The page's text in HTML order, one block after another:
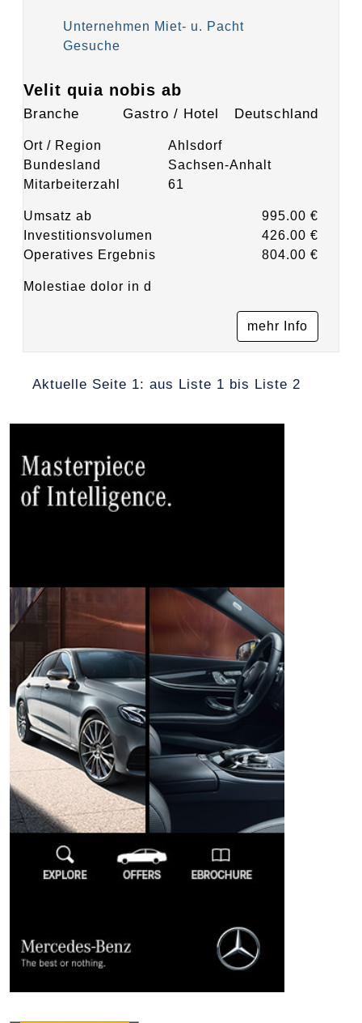
Unternehmen Miet- u. Pacht
Gesuche
Velit quia nobis ab
Branche Gastro / Hotel Deutschland
Ort / Region
Ahlsdorf
Bundesland
Sachsen-Anhalt
Mitarbeiterzahl
61
Umsatz ab
995.00 €
Investitionsvolumen
426.00 €
Operatives Ergebnis
804.00 €
Molestiae dolor in d
mehr Info
Aktuelle Seite 1: aus Liste 1 bis Liste 2